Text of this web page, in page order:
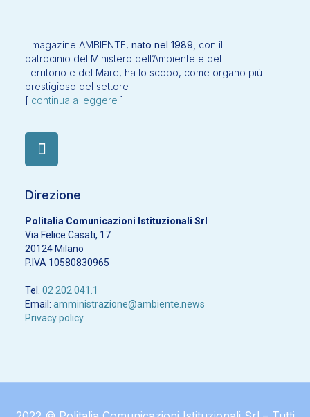
Il magazine AMBIENTE, nato nel 1989, con il
patrocinio del Ministero dell’Ambiente e del
Territorio e del Mare, ha lo scopo, come organo più
prestigioso del settore
[ continua a leggere ]
Direzione
Politalia Comunicazioni Istituzionali Srl
Via Felice Casati, 17
20124 Milano
P.IVA 10580830965
Tel. 02 202 041.1
Email: amministrazione@ambiente.news
Privacy policy